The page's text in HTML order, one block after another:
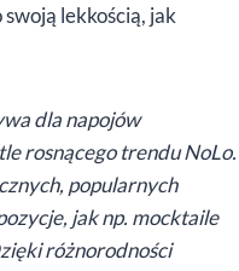
lekkością, jak
dla napojów
rosnącego trendu NoLo.
popularnych
jak np. mocktaile
różnorodności